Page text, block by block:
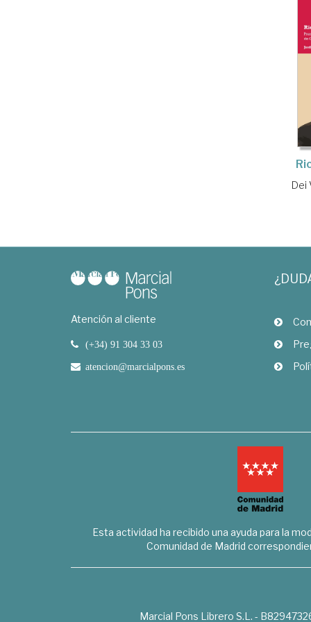
Dei
Atención al cliente
(+34) 91 304 33 03
atencion@marcialpons.es
Esta actividad ha recibido una ayuda para la
Comunidad de Madrid
Marcial Pons Librero S.L. -